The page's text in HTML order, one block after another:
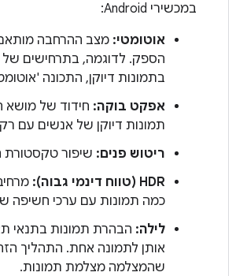
במכשירי Android:
אוטומטי: מצב ההרחבה
הספק. לדוגמה, בתרחישים של
בתמונות דיוקן, התכונה
אפקט בוקה: חידוד של מושא
תמונות דיוקן של אנשים עם
ריטוש פנים: שיפור טקסטורת
HDR (טווח דינמי גבוה):
כמה תמונות עם ערכי חשיפה
לילה: הבהרת תמונות בתנאי
אותן לתמונה אחת. התהליך
שהמצלמה מצלמת תמונות.